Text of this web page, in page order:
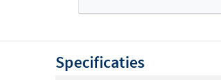
Specificaties